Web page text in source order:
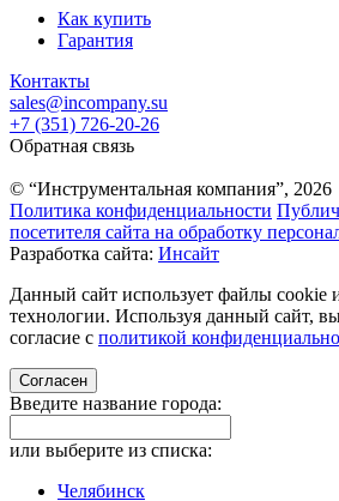
Как купить
Гарантия
Контакты
sales@incompany.su
+7 (351) 726-20-26
Обратная связь
© “Инструментальная компания”, 2026
Политика конфиденциальности
посетителя сайта на обработку
Разработка сайта: Инсайт
Данный сайт использует файлы cookie
технологии. Используя данный сайт,
согласие с политикой
Согласен
Введите название города:
или выберите из списка:
Челябинск